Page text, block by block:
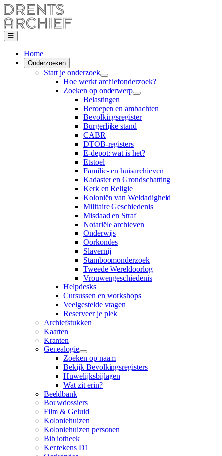
Home
Onderzoeken
Start je onderzoek
Hoe werkt archiefonderzoek?
Zoeken op onderwerp
Belastingen
Beroepen en ambachten
Bevolkingsregister
Burgerlijke stand
CABR
DTOB-registers
E-depot: wat is het?
Etstoel
Familie- en huisarchieven
Kadaster en Grondschatting
Kerk en Religie
Koloniën van Weldadigheid
Militaire Geschiedenis
Misdaad en Straf
Notariële archieven
Onderwijs
Oorkondes
Slavernij
Stamboomonderzoek
Tweede Wereldoorlog
Vrouwengeschiedenis
Helpdesks
Cursussen en workshops
Veelgestelde vragen
Reserveer je plek
Archiefstukken
Kaarten
Kranten
Genealogie
Zoeken op naam
Bekijk Bevolkingsregisters
Huwelijksbijlagen
Wat zit erin?
Beeldbank
Bouwdossiers
Film & Geluid
Koloniehuizen
Koloniehuizen personen
Bibliotheek
Kentekens D1